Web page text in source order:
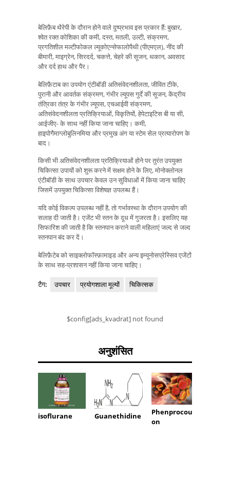
बेलिफ़ैब थैरेपी के दौरान होने वाले दुष्प्रभाव इस प्रकार हैं: बुखार,
श्वेत रक्त कोशिका की कमी, दस्त, मतली, उल्टी, संक्रमण,
प्रगतिशील मल्टीफोकल ल्यूकोएन्सेफालोपैथी (पीएमएल), नींद की
बीमारी, माइग्रेन, सिरदर्द, चकत्ते, चेहरे की सूजन, थकान, अवसाद
और दर्द हाथ और पैर।
बेलिफ़ैटाब का उपयोग एंटीबॉडी अतिसंवेदनशीलता, जीवित टीके,
पुरानी और आवर्तक संक्रमण, गंभीर ल्यूपस गुर्दे की सूजन, केंद्रीय
तंत्रिका तंत्र के गंभीर ल्यूपस, एचआईवी संक्रमण,
अतिसंवेदनशीलता प्रतिक्रियाओं, विकृतियों, हेपेटाइटिस बी या सी,
आईजीए- के साथ नहीं किया जाना चाहिए। कमी,
हाइपोगैमाग्लोबुलिनमिया और प्रमुख अंग या स्टेम सेल प्रत्यारोपण के
बाद।
किसी भी अतिसंवेदनशीलता प्रतिक्रियाओं होने पर तुरंत उपयुक्त
चिकित्सा उपायों को शुरू करने में सक्षम होने के लिए, मोनोक्लोनल
एंटीबॉडी के साथ उपचार केवल उन सुविधाओं में किया जाना चाहिए
जिसमें उपयुक्त चिकित्सा विशेषज्ञ उपलब्ध हैं।
यदि कोई विकल्प उपलब्ध नहीं है, तो गर्भावस्था के दौरान उपयोग की
सलाह दी जाती है। एजेंट भी स्तन के दूध में गुजरता है। इसलिए यह
सिफारिश की जाती है कि स्तनपान कराने वाली महिलाएं जल्द से जल्द
स्तनपान बंद कर दें।
बेलिफ़ैटेब को साइक्लोफॉस्फ़ामाइड और अन्य इम्यूनोसप्रेस्सिव एजेंटों
के साथ सह-प्रशासन नहीं किया जाना चाहिए।
टैग: उपचार प्रयोगशाला मूल्यों चिकित्सक
$config[ads_kvadrat] not found
अनुशंसित
isoflurane Guanethidine
Phenprocoum
on